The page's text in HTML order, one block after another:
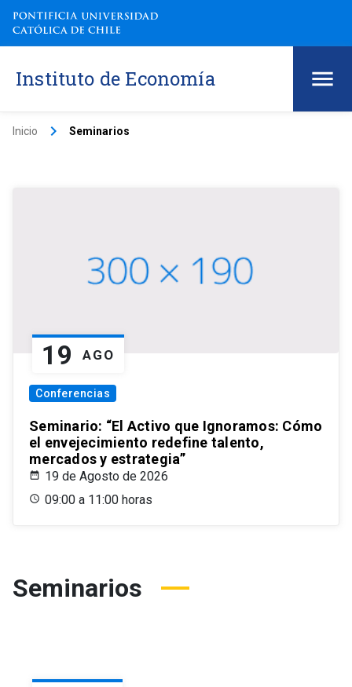
Instituto de Economía
Inicio keyboard_arrow_right Seminarios
19 AGO
Conferencias
Seminario: “El Activo que Ignoramos: Cómo
el envejecimiento redefine talento,
mercados y estrategia”
19 de Agosto de 2026
09:00 a 11:00 horas
Seminarios